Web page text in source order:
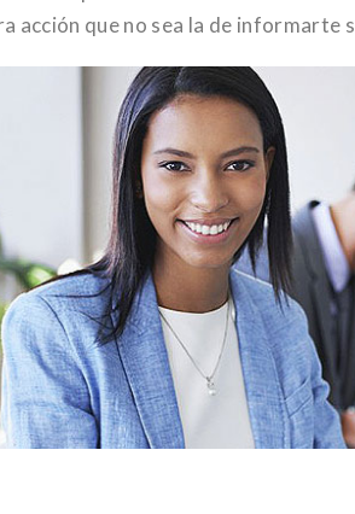
acción que no sea la de informarte